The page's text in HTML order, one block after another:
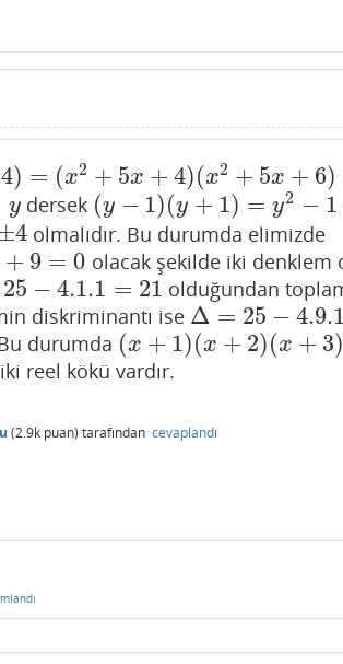
4) = (x2 + 5x + 4)(x2 + 5x + 6)
2+ 5x+ 6)=15
y dersek (y − 1)(y + 1) = y2 − 1
(y− 1)( y+1)= y2−1= 15
4olmalıdır. Bu durumda elimizde
+ 9 = 0
0
olacak şekilde iki denklem
25 − 4.1.1 = 21
4.1.1=21 olduğundan
diskriminantı ise Δ = 25 − 4.9.1
Δ= 25−4.9.1=−11
durumda (x + 1)(x + 2)(x + 3)
(x+ 1)( x+2)(x +3 (x+4)= 15
reel kökü vardır.
(2.9k puan) tarafından cevaplandı